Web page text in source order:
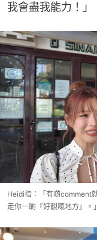
我會盡我能力！」
Heidi指：「有啲comment
走你一啲『好靚嘅地方』。